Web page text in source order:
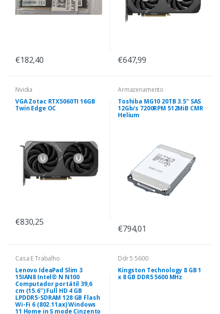
€182,40 €647,99
Nvidia
VGA Zotac RTX5060TI 16GB
Twin Edge OC
€830,25
Armazenamento
Toshiba MG10 20TB 3.5" SAS
12Gb/s 7200RPM 512MiB CMR
Helium
€794,01
Casa E Trabalho
Lenovo IdeaPad Slim 3
15IAN8 Intel® N N100
Computador portátil 39,6
cm (15.6") Full HD 4 GB
LPDDR5-SDRAM 128 GB Flash
Wi-Fi 6 (802.11ax) Windows
11 Home in S mode Cinzento
Ddr 5 5600
Kingston Technology 8 GB 1
x 8 GB DDR5 5600 MHz